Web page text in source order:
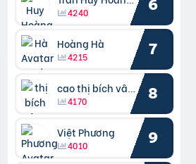
4240 6
Hoàng Hà
4215 7
cao thị bích vâng kiều
4170 8
Việt Phương
4010 9